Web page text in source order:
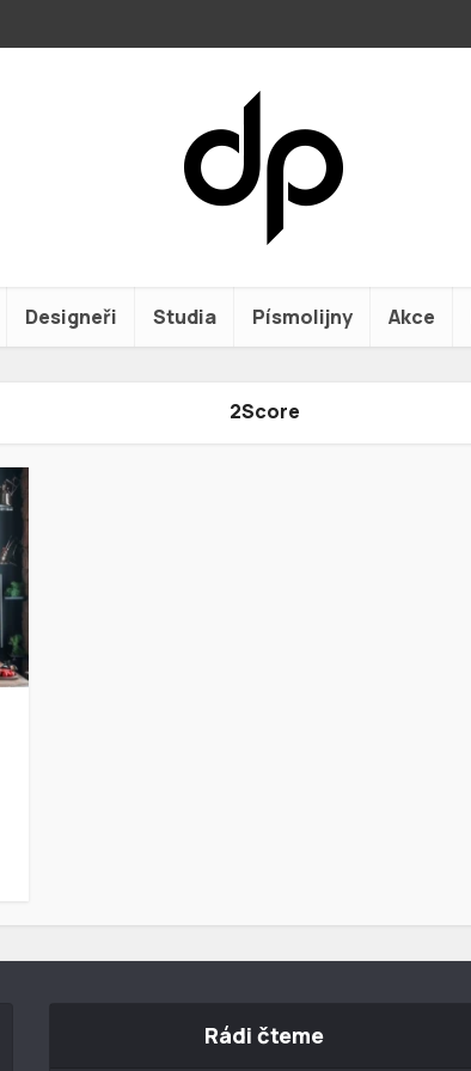
Designeři Studia Písmolijny Akce
2Score
Rádi čteme